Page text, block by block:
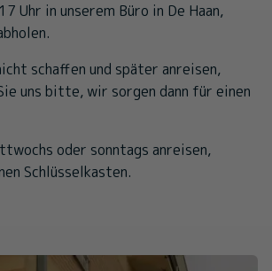
Uhr in unserem Büro in De Haan,
schaffen und später anreisen,
uns bitte, wir sorgen dann für einen
oder sonntags anreisen,
Schlüsselkasten.